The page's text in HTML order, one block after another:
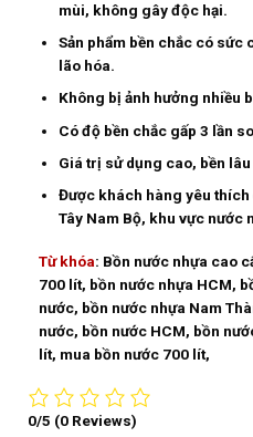
mùi, không gây độc hại.
Sản phẩm bền chắc có
lão hóa.
Không bị ảnh hưởng nhiều
Có độ bền chắc gấp 3 lần
Giá trị sử dụng cao, bền
Được khách hàng yêu
Tây Nam Bộ, khu vực nước
Từ khóa: Bồn nước nhựa cao
700 lít, bồn nước nhựa HCM,
nước, bồn nước nhựa Nam
nước, bồn nước HCM, bồn
lít, mua bồn nước 700 lít,
0/5 (0 Reviews)